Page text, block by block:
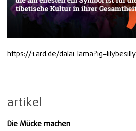
https://1.ard.de/dalai-lama?ig=lilybesilly
artikel
Die Mücke machen